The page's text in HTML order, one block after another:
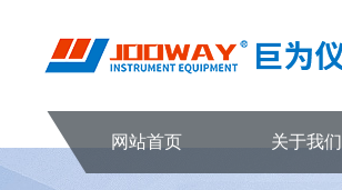
网站首页 关于我们